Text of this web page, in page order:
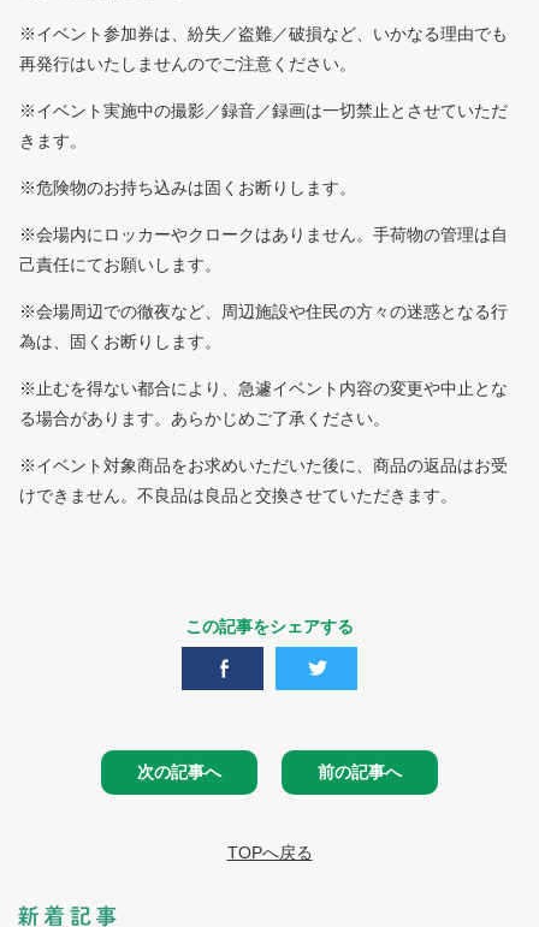
※イベント参加券は、紛失／盗難／破損など、いかなる理由でも
再発行はいたしませんのでご注意ください。
※イベント実施中の撮影／録音／録画は一切禁止とさせていただ
きます。
※危険物のお持ち込みは固くお断りします。
※会場内にロッカーやクロークはありません。手荷物の管理は自
己責任にてお願いします。
※会場周辺での徹夜など、周辺施設や住民の方々の迷惑となる行
為は、固くお断りします。
※止むを得ない都合により、急遽イベント内容の変更や中止とな
る場合があります。あらかじめご了承ください。
※イベント対象商品をお求めいただいた後に、商品の返品はお受
けできません。不良品は良品と交換させていただきます。
この記事をシェアする
次の記事へ 前の記事へ
TOPへ戻る